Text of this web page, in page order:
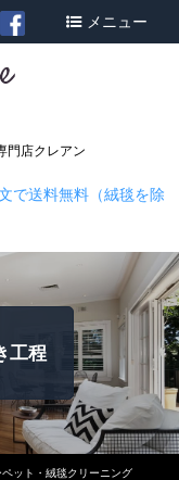
門店クレアン
メニュー
で送料無料（絨毯を除
工程
ペット・絨毯クリーニング